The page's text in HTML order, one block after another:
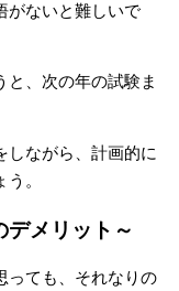
がないと難しいで
と、次の年の試験ま
しながら、計画的に
。
メリット～
っても、それなりの